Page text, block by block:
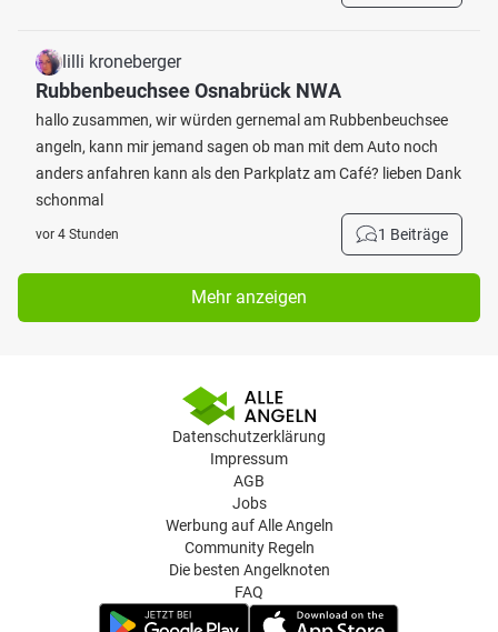
lilli kroneberger
Rubbenbeuchsee Osnabrück NWA
hallo zusammen, wir würden gernemal am Rubbenbeuchsee
angeln, kann mir jemand sagen ob man mit dem Auto noch
anders anfahren kann als den Parkplatz am Café? lieben Dank
schonmal
vor 4 Stunden 1 Beiträge
Mehr anzeigen
Datenschutzerklärung
Impressum
AGB
Jobs
Werbung auf Alle Angeln
Community Regeln
Die besten Angelknoten
FAQ